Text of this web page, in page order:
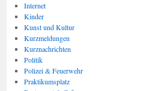
Internet
Kinder
Kunst und Kultur
Kurzmeldungen
Kurznachrichten
Politik
Polizei & Feuerwehr
Praktikumsplatz